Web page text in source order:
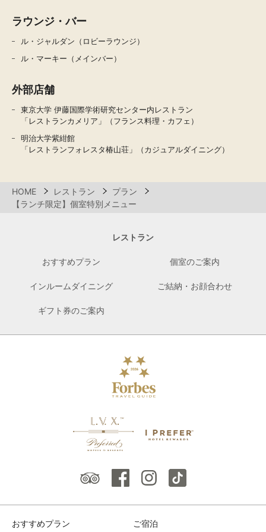
ラウンジ・バー
ル・ジャルダン（ロビーラウンジ）
ル・マーキー（メインバー）
外部店舗
東京大学 伊藤国際学術研究センター内レストラン
「レストランカメリア」（フランス料理・カフェ）
明治大学紫紺館
「レストランフォレスタ椿山荘」（カジュアルダイニング）
HOME レストラン
プラン
【ランチ限定】個室特別メニュー
レストラン
おすすめプラン 個室のご案内
インルームダイニング ご結納・お顔合わせ
ギフト券のご案内
おすすめプラン ご宿泊